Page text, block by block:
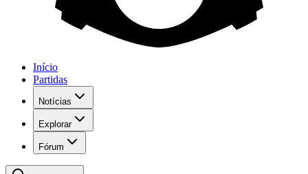
Início
Partidas
Notícias
Explorar
Fórum